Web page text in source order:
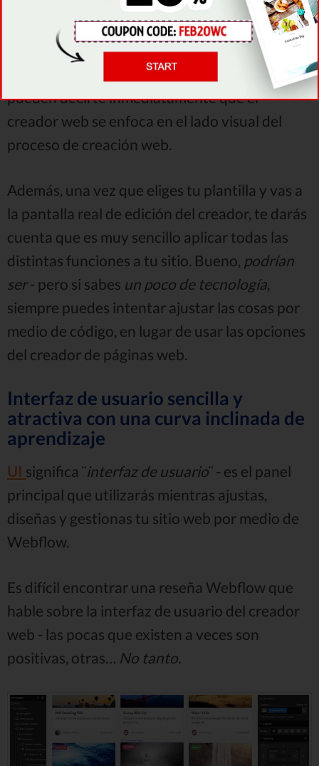
Vamos a descubrir por qué sucede esto.
En primer lugar,las plantillas mencionadas
- estas hermosas plantillas
pueden decirte inmediatamente que el
creador web se enfoca en el lado visual del
proceso de creación web.
Además, una vez que eliges tu plantilla y vas a
la pantalla real de edición del creador, te darás
cuenta que es muy sencillo aplicar todas las
distintas funciones a tu sitio. Bueno, podrían
ser- pero si sabes un poco de tecnología,
siempre puedes intentar ajustar las cosas por
medio de código, en lugar de usar las opciones
del creador de páginas web.
Interfaz de usuario sencilla y
atractiva con una curva inclinada de
aprendizaje
UI significa ¨interfaz de usuario¨ - es el panel
principal que utilizarás mientras ajustas,
diseñas y gestionas tu sitio web por medio de
Webflow.
Es difícil encontrar una reseña Webflow que
hable sobre la interfaz de usuario del creador
web - las pocas que existen a veces son
positivas, otras… No tanto.